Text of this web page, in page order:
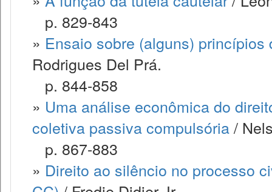
p. 829-843
» Ensaio sobre (alguns)
Rodrigues Del Prá.
p. 844-858
» Uma análise econômica do
coletiva passiva compulsória/
p. 867-883
» Direito ao silêncio no processo